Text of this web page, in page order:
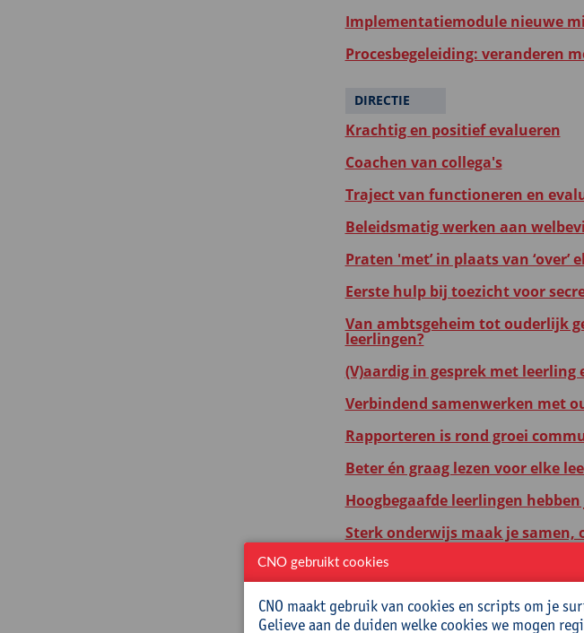
Implementatiemodule nieuwe
Procesbegeleiding: veranderen
DIRECTIE
Krachtig en positief evalueren
Coachen van collega's
Traject van functioneren en
Beleidsmatig werken aan
Praten 'met’ in plaats van ‘over’
Eerste hulp bij toezicht voor
Van ambtsgeheim tot ouderlijk
leerlingen?
(V)aardig in gesprek met leerling
Verbindend samenwerken met
Rapporteren is rond groei
Beter én graag lezen voor elke
Hoogbegaafde leerlingen
Sterk onderwijs maak je samen,
Vanuit kracht samenwerken met
Huiswerk als motiverende
CNO gebruikt cookies
CNO maakt gebruik van cookies en scripts om je
Gelieve aan de duiden welke cookies we mogen